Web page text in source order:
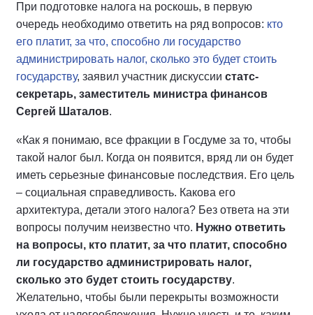
При подготовке налога на роскошь, в первую
очередь необходимо ответить на ряд вопросов: кто
его платит, за что, способно ли государство
администрировать налог, сколько это будет стоить
государству, заявил участник дискуссии статс-
секретарь, заместитель министра финансов
Сергей Шаталов.
«Как я понимаю, все фракции в Госдуме за то, чтобы
такой налог был. Когда он появится, вряд ли он будет
иметь серьезные финансовые последствия. Его цель
– социальная справедливость. Какова его
архитектура, детали этого налога? Без ответа на эти
вопросы получим неизвестно что. Нужно ответить
на вопросы, кто платит, за что платит, способно
ли государство администрировать налог,
сколько это будет стоить государству.
Желательно, чтобы были перекрыты возможности